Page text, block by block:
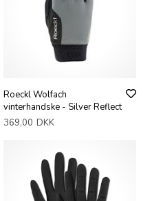
Roeckl Wolfach
vinterhandske - Silver Reflect
369,00 DKK